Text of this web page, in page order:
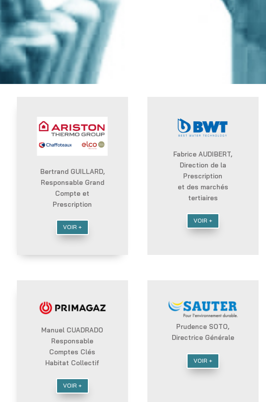
Bertrand GUILLARD,
Responsable Grand
Compte et
Prescription
VOIR +
Fabrice AUDIBERT,
Direction de la
Prescription
et des marchés
tertiaires
VOIR +
Manuel CUADRADO
Responsable
Comptes Clés
Habitat Collectif
VOIR +
Prudence SOTO,
Directrice Générale
VOIR +